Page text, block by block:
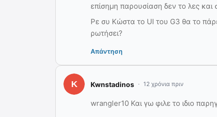
επίσημη παρουσίαση δεν το λες
Ρε συ Κώστα το UI του G3 θα το
ρωτήσει?
Απάντηση
Kwnstadinos 12 χρόνια πριν
wrangler10 Και γω φιλε το ιδιο